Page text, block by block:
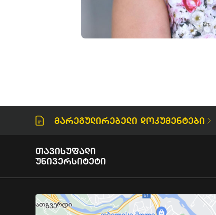
Მარეგულირებელი Დოკუმენტები
Თავისუფალი
Უნივერსიტეტი